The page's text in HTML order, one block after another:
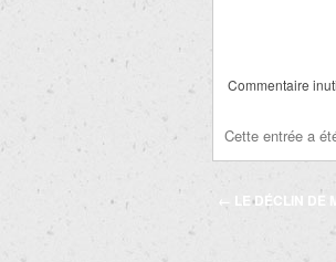
Commentaire
Cette entrée a
Navigation
← LE DÉCLIN DE